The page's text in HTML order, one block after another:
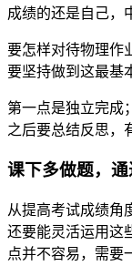
成绩的还是自己，
要怎样对待物理作
要坚持做到这最基
第一点是独立完成
之后要总结反思，
课下多做题，
从提高考试成绩角
还要能灵活运用这
点并不容易，需要